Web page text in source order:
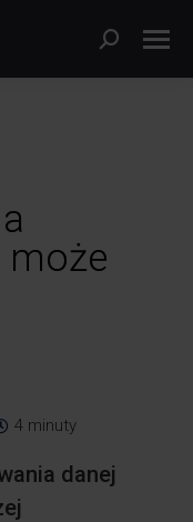
4 minuty
danej